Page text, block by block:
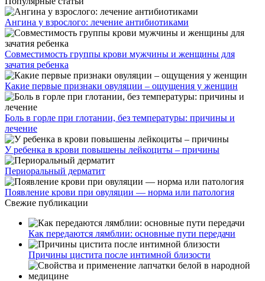
Ангина у взрослого: лечение антибиотиками
Совместимость группы крови мужчины и женщины для
зачатия ребенка
Какие первые признаки овуляции – ощущения у женщин
Боль в горле при глотании, без температуры: причины и
лечение
У ребенка в крови повышены лейкоциты – причины
Периоральный дерматит
Появление крови при овуляции — норма или патология
Свежие публикации
Как передаются лямблии: основные пути передачи
Причины цистита после интимной близости